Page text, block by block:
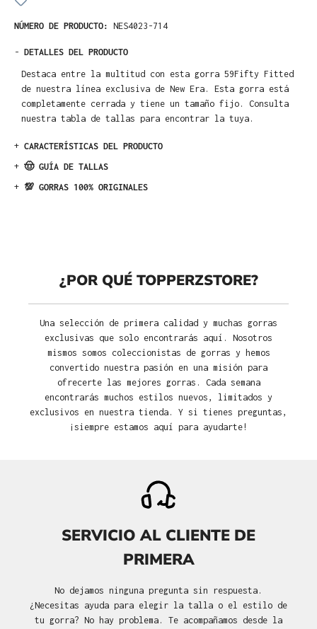
NÚMERO DE PRODUCTO: NES4023-714
- DETALLES DEL PRODUCTO
Destaca entre la multitud con esta gorra 59Fifty Fitted
de nuestra línea exclusiva de New Era. Esta gorra está
completamente cerrada y tiene un tamaño fijo. Consulta
nuestra tabla de tallas para encontrar la tuya.
+ CARACTERÍSTICAS DEL PRODUCTO
+ 🤠 GUÍA DE TALLAS
+ 💯 GORRAS 100% ORIGINALES
¿POR QUÉ TOPPERZSTORE?
Una selección de primera calidad y muchas gorras
exclusivas que solo encontrarás aquí. Nosotros
mismos somos coleccionistas de gorras y hemos
convertido nuestra pasión en una misión para
ofrecerte las mejores gorras. Cada semana
encontrarás muchos estilos nuevos, limitados y
exclusivos en nuestra tienda. Y si tienes preguntas,
¡siempre estamos aquí para ayudarte!
SERVICIO AL CLIENTE DE
PRIMERA
No dejamos ninguna pregunta sin respuesta.
¿Necesitas ayuda para elegir la talla o el estilo de
tu gorra? No hay problema. Te acompañamos desde la